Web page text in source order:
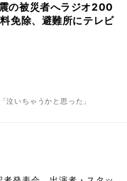
の被災者へラジオ200
免除、避難所にテレビ
泣いちゃうかと思った」